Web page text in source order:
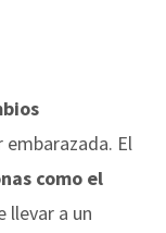
embarazada. El
como el
llevar a un